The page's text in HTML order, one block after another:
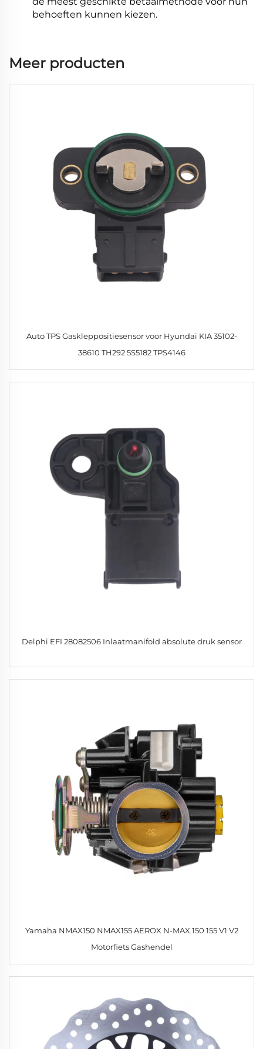
behoeften kunnen kiezen.
Meer producten
Auto TPS Gaskleppositiesensor voor Hyundai KIA 35102-
38610 TH292 5S5182 TPS4146
Delphi EFI 28082506 Inlaatmanifold absolute druk sensor
Yamaha NMAX150 NMAX155 AEROX N-MAX 150 155 V1 V2
Motorfiets Gashendel